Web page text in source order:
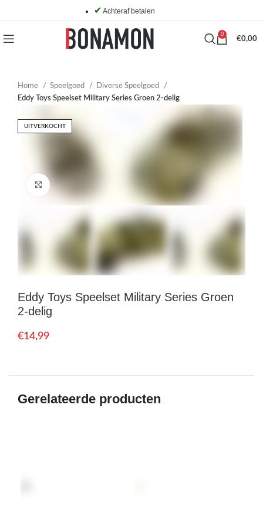
✔ Achteraf betalen
0
€0,00
Home Speelgoed
Diverse Speelgoed
Eddy Toys Speelset Military Series Groen 2-delig
UITVERKOCHT
Eddy Toys Speelset Military Series Groen
2-delig
€
Gerelateerde producten